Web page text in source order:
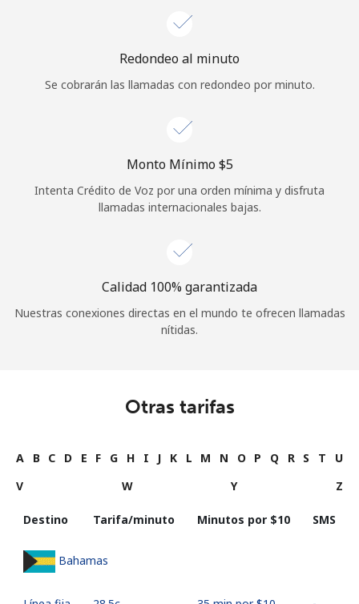
Iniciar Sesión
Continuar con
Redondeo al minuto
Se cobrarán las llamadas con redondeo por minuto.
Monto Mínimo ⁦$5⁩
Intenta Crédito de Voz por una orden mínima y disfruta
llamadas internacionales bajas.
Calidad 100% garantizada
Nuestras conexiones directas en el mundo te ofrecen llamadas
nítidas.
Otras tarifas
A B C D E F G H I J K L M N O P Q R S T
U
V
W Y Z
Destino Tarifa/minuto Minutos por ⁦$10⁩ SMS
Bahamas